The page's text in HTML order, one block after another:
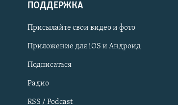
Українською
Qırımtatar
ПРИСОЕДИНЯЙТЕСЬ!
ПОДДЕРЖКА
Присылайте свои видео и фото
Приложение для iOS и Андроид
Подписаться
Радио
RSS / Podcast